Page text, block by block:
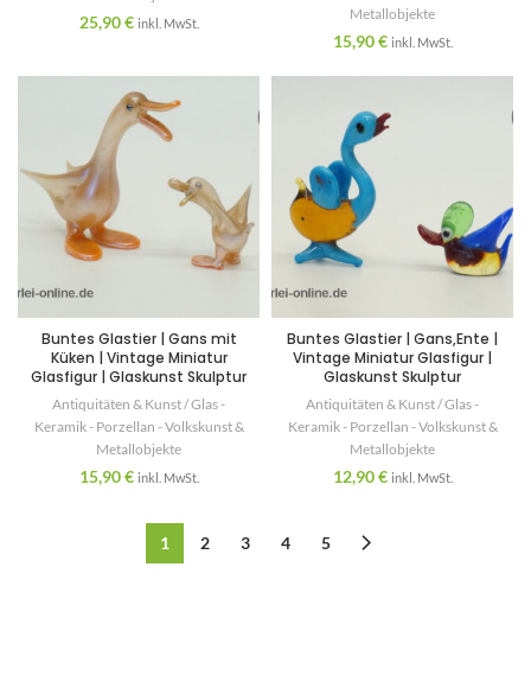
25,90€ inkl. MwSt.
Metallobjekte
15,90€ inkl. MwSt.
Buntes Glastier | Gans mit
Küken | Vintage Miniatur
Glasfigur | Glaskunst Skulptur
Antiquitäten & Kunst / Glas -
Keramik - Porzellan - Volkskunst &
Metallobjekte
15,90€ inkl. MwSt.
Buntes Glastier | Gans,Ente |
Vintage Miniatur Glasfigur |
Glaskunst Skulptur
Antiquitäten & Kunst / Glas -
Keramik - Porzellan - Volkskunst &
Metallobjekte
12,90€ inkl. MwSt.
1 2 3 4 5